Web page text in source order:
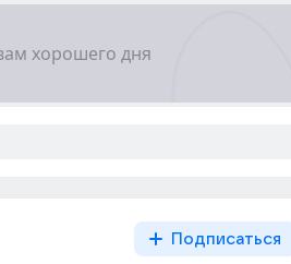
Подписаться